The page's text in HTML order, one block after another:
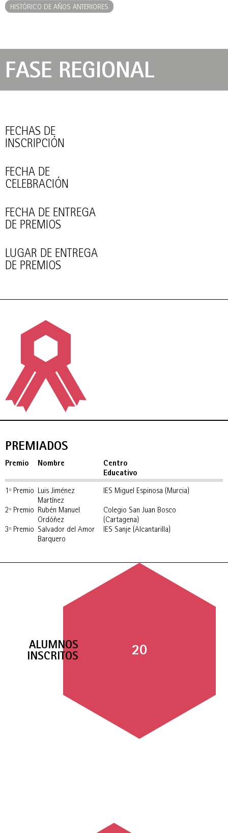
HISTÓRICO DE AÑOS ANTERIORES
FASE REGIONAL
FECHAS DE
INSCRIPCIÓN
FECHA DE
CELEBRACIÓN
FECHA DE ENTREGA
DE PREMIOS
LUGAR DE ENTREGA
DE PREMIOS
PREMIADOS
Premio Nombre
Centro
Educativo
1º Premio Luis Jiménez
Martínez
IES Miguel Espinosa (Murcia)
2º Premio Rubén Manuel
Ordóñez
Colegio San Juan Bosco
(Cartagena)
3º Premio Salvador del Amor
Barquero
IES Sanje (Alcantarilla)
20
ALUMNOS
INSCRITOS